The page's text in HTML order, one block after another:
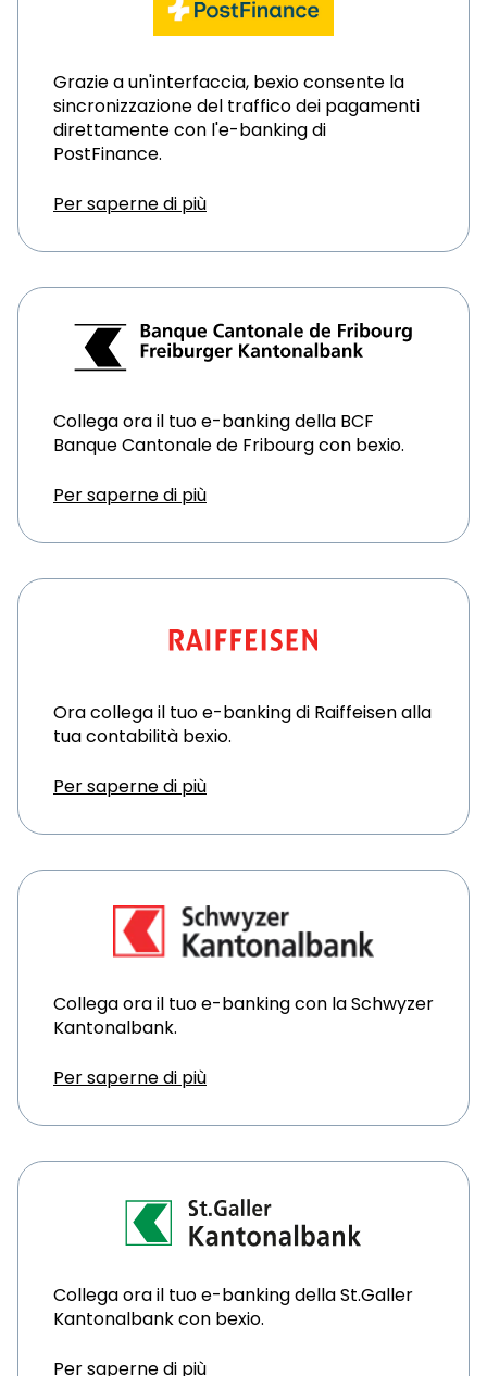
Grazie a un'interfaccia, bexio consente la
sincronizzazione del traffico dei pagamenti
direttamente con l'e-banking di
PostFinance.
Per saperne di più
Collega ora il tuo e-banking della BCF
Banque Cantonale de Fribourg con bexio.
Per saperne di più
Ora collega il tuo e-banking di Raiffeisen alla
tua contabilità bexio.
Per saperne di più
Collega ora il tuo e-banking con la Schwyzer
Kantonalbank.
Per saperne di più
Collega ora il tuo e-banking della St.Galler
Kantonalbank con bexio.
Per saperne di più